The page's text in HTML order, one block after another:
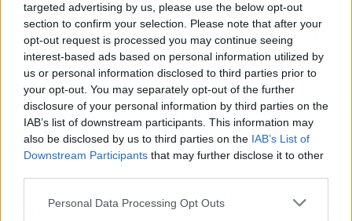
targeted advertising by us, please use the below opt-out
section to confirm your selection. Please note that after your
opt-out request is processed you may continue seeing
interest-based ads based on personal information utilized by
us or personal information disclosed to third parties prior to
your opt-out. You may separately opt-out of the further
disclosure of your personal information by third parties on the
IAB’s list of downstream participants. This information may
also be disclosed by us to third parties on the IAB’s List of
Downstream Participants that may further disclose it to other
Personal Data Processing Opt Outs
líder de IU para reivindicar que hace falta una
"izquierda fuerte" que profundice en su "matriz
verde y morada".
En el plano económico, Garzón admitió el
esfuerzo "hercúleo" por reducir la deuda que
arrastraba IU a raíz de una serie de gastos en la
década de los 90 que "han dejado huella" y
mandato con un endeudamiento de 11 millones